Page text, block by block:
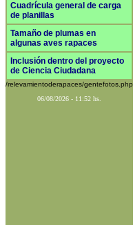
Cuadrícula general de carga
de planillas
Tamaño de plumas en
algunas aves rapaces
Inclusión dentro del proyecto
de Ciencia Ciudadana
/relevamientoderapaces/gentefotos.php
06/08/2026 - 11:52 hs.